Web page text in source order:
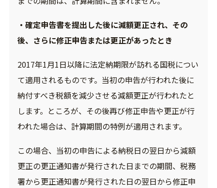
・確定申告書を提出した後に減額更正され、その
後、さらに修正申告または更正があったとき
2017年1月1日以降に法定納期限が訪れる国税につい
て適用されるものです。当初の申告が行われた後に
納付すべき税額を減少させる減額更正が行われたと
します。ところが、その後再び修正申告や更正が行
われた場合は、計算期間の特例が適用されます。
この場合、当初の申告による納税日の翌日から減額
更正の更正通知書が発行された日までの期間、税務
署から更正通知書が発行された日の翌日から修正申